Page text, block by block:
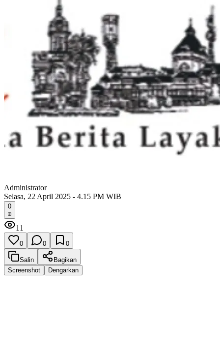
Administrator
Selasa, 22 April 2025 - 4.15 PM WIB
0
11
0 0 0
Salin
Bagikan
Screenshot
Dengarkan